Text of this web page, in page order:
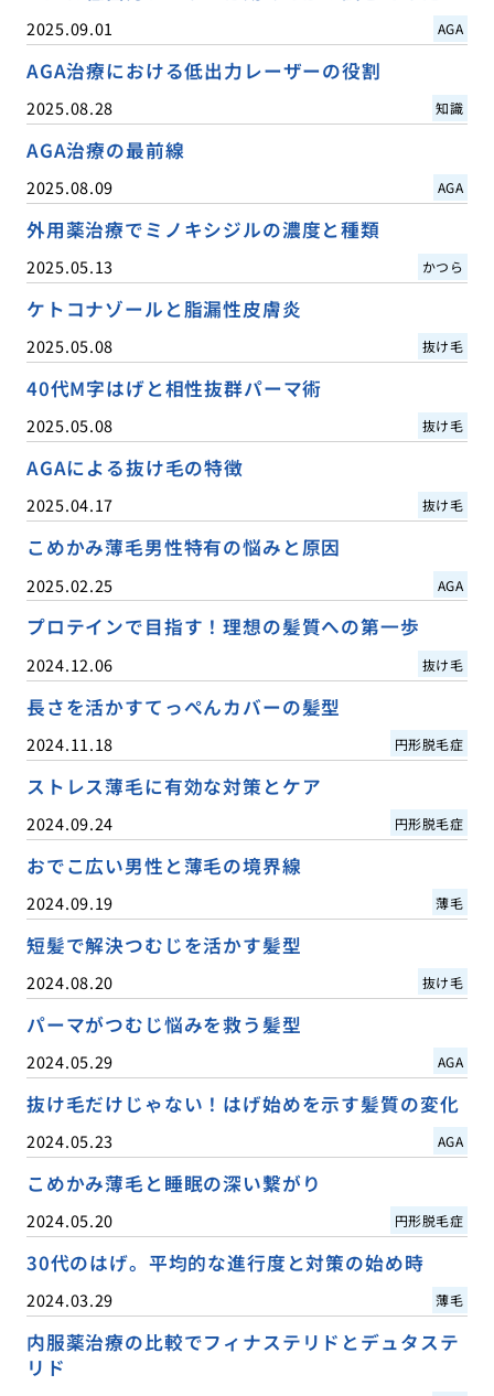
2025.09.01 AGA
AGA治療における低出力レーザーの役割
2025.08.28 知識
AGA治療の最前線
2025.08.09 AGA
外用薬治療でミノキシジルの濃度と種類
2025.05.13 かつら
ケトコナゾールと脂漏性皮膚炎
2025.05.08 抜け毛
40代M字はげと相性抜群パーマ術
2025.05.08 抜け毛
AGAによる抜け毛の特徴
2025.04.17 抜け毛
こめかみ薄毛男性特有の悩みと原因
2025.02.25 AGA
プロテインで目指す！理想の髪質への第一歩
2024.12.06 抜け毛
長さを活かすてっぺんカバーの髪型
2024.11.18 円形脱毛症
ストレス薄毛に有効な対策とケア
2024.09.24 円形脱毛症
おでこ広い男性と薄毛の境界線
2024.09.19 薄毛
短髪で解決つむじを活かす髪型
2024.08.20 抜け毛
パーマがつむじ悩みを救う髪型
2024.05.29 AGA
抜け毛だけじゃない！はげ始めを示す髪質の変化
2024.05.23 AGA
こめかみ薄毛と睡眠の深い繋がり
2024.05.20 円形脱毛症
30代のはげ。平均的な進行度と対策の始め時
2024.03.29 薄毛
内服薬治療の比較でフィナステリドとデュタステ
リド